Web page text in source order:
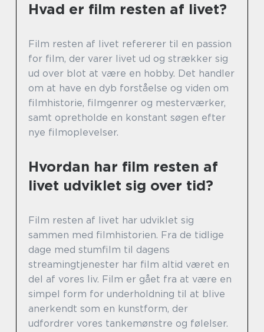
Hvad er film resten af livet?
Film resten af livet refererer til en passion
for film, der varer livet ud og strækker sig
ud over blot at være en hobby. Det handler
om at have en dyb forståelse og viden om
filmhistorie, filmgenrer og mesterværker,
samt opretholde en konstant søgen efter
nye filmoplevelser.
Hvordan har film resten af
livet udviklet sig over tid?
Film resten af livet har udviklet sig
sammen med filmhistorien. Fra de tidlige
dage med stumfilm til dagens
streamingtjenester har film altid været en
del af vores liv. Film er gået fra at være en
simpel form for underholdning til at blive
anerkendt som en kunstform, der
udfordrer vores tankemønstre og følelser.